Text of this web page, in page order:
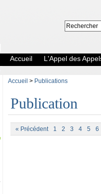
Accueil L'Appel des
Accueil > Publications
Publication
« Précédent 1 2 3 4 5 6